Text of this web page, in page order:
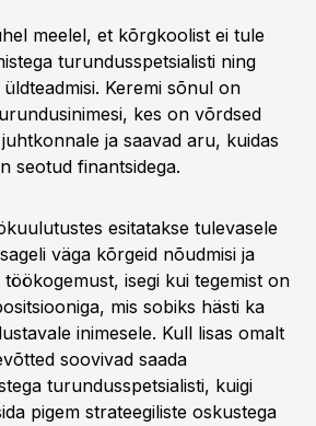
meelel, et kõrgkoolist ei tule
turundusspetsialisti ning
Keremi sõnul on
kes on võrdsed
ja saavad aru, kuidas
seotud finantsidega.
esitatakse tulevasele
väga kõrgeid nõudmisi ja
isegi kui tegemist on
mis sobiks hästi ka
inimesele. Kull lisas omalt
soovivad saada
turundusspetsialisti, kuigi
pigem strateegiliste oskustega